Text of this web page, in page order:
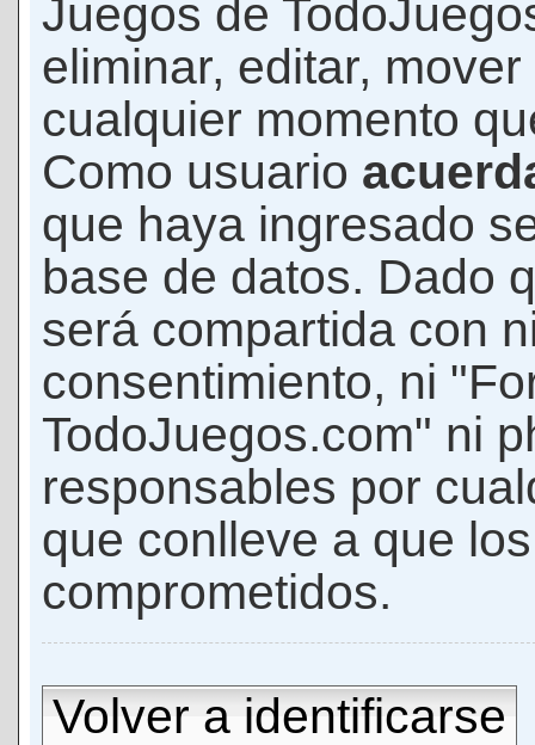
Juegos de
eliminar, editar,
cualquier momento
Como usuario
que haya ingresado
base de datos. Dado
será compartida con
consentimiento, ni
TodoJuegos.com" ni
responsables por
que conlleve a que
comprometidos.
Volver a identificarse